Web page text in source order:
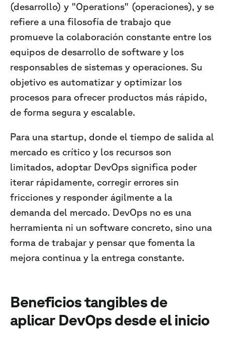
(desarrollo) y "Operations" (operaciones), y se
refiere a una filosofía de trabajo que
promueve la colaboración constante entre los
equipos de desarrollo de software y los
responsables de sistemas y operaciones. Su
objetivo es automatizar y optimizar los
procesos para ofrecer productos más rápido,
de forma segura y escalable.
Para una startup, donde el tiempo de salida al
mercado es crítico y los recursos son
limitados, adoptar DevOps significa poder
iterar rápidamente, corregir errores sin
fricciones y responder ágilmente a la
demanda del mercado. DevOps no es una
herramienta ni un software concreto, sino una
forma de trabajar y pensar que fomenta la
mejora continua y la entrega constante.
Beneficios tangibles de
aplicar DevOps desde el inicio